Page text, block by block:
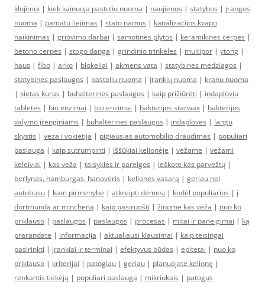
klojimui | kiek kainuoja pastoliu nuoma | naujienos | statybos | įrangos
nuoma | pamatu liejimas | stato namus | kanalizacijos kvapo
naikinimas | griovimo darbai | samotines plytos | keramikines cerpes |
betono cerpes | stogo danga | grindinio trinkeles | multipor | ytong |
haus | fibo | arko | blokeliai | akmens vata | statybines medziagos |
statybinės paslaugos | pastoliu nuoma | įrankių nuoma | kranu nuoma
| kietas kuras | buhalterines paslaugos | kaip prižiūrėti | indaploviu
tabletes | bio enzimai | bio enzimai | bakterijos starwax | bakterijos
valymo įrenginiams | buhalterines paslaugos | indaploves | langu
skystis | veza i vokietija | pigiausias automobilio draudimas | populiari
paslauga | kaip sutrumpinti | iššūkiai kelionėje | vežame | vežami
keleiviai | kas veža | taisyklės ir pareigos | ieškote kas parvežtų |
berlynas, hamburgas, hanoveris | kelionės vasarą | geriau nei
autobusu | kam pirmenybė | atkreipti dėmesį | kodėl populiarios | į
dortmundą ar mincheną | kaip pasiruošti | žinome kas veža | nuo ko
priklauso | paslaugos | paslaugos | procesas | mitai ir paneigimai | ką
prarandate | informacija | aktualiausi klausimai | kaip teisingai
pasirinkti | įrankiai ir terminai | efektyvus būdas | epitetai | nuo ko
priklauso | kriterijai | patogiau | geriau | planuojate kelionę |
renkantis tiekėją | populiari paslauga | mikriukais | patogus